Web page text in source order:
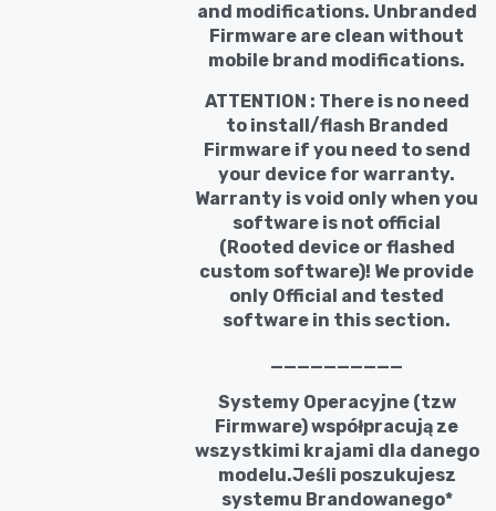
and modifications. Unbranded
Firmware are clean without
mobile brand modifications.
ATTENTION : There is no need
to install/flash Branded
Firmware if you need to send
your device for warranty.
Warranty is void only when you
software is not official
(Rooted device or flashed
custom software)! We provide
only Official and tested
software in this section.
__________
Systemy Operacyjne (tzw
Firmware) współpracują ze
wszystkimi krajami dla danego
modelu.Jeśli poszukujesz
systemu Brandowanego*